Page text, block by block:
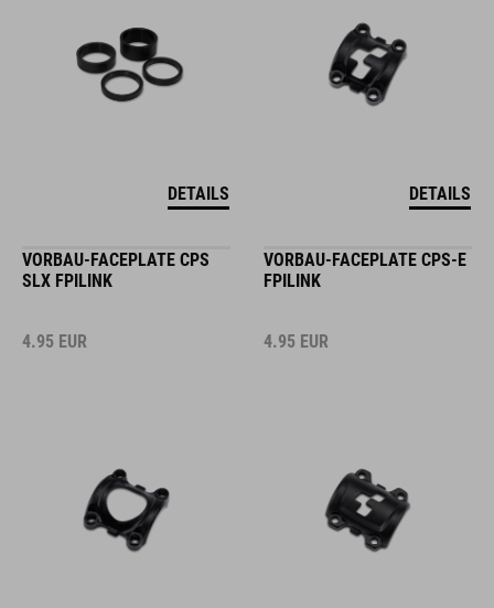
DETAILS DETAILS
VORBAU-FACEPLATE CPS
SLX FPILINK
4.95 EUR
VORBAU-FACEPLATE CPS-E
FPILINK
4.95 EUR